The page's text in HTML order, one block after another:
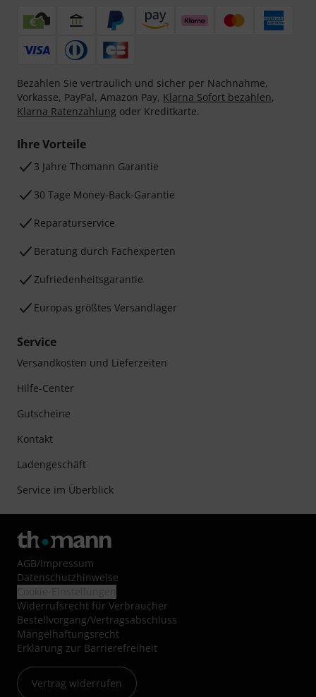
Bezahlen Sie vertraulich und sicher per Nachnahme,
Vorkasse, PayPal, Amazon Pay, Klarna Sofort bezahlen,
Klarna Ratenzahlung oder Kreditkarte.
Ihre Vorteile
3 Jahre Thomann Garantie
30 Tage Money-Back-Garantie
Reparaturservice
Beratung durch Fachexperten
Zufriedenheitsgarantie
Europas größtes Versandlager
Service
Versandkosten und Lieferzeiten
Hilfe-Center
Gutscheine
Kontakt
Ladengeschäft
Service im Überblick
AGB/Impressum
Datenschutzhinweise
Widerrufsrecht für Verbraucher
Bestellvorgang/Vertragsabschluss
Mängelhaftungsrecht
Erklärung zur Barrierefreiheit
Vertrag widerrufen